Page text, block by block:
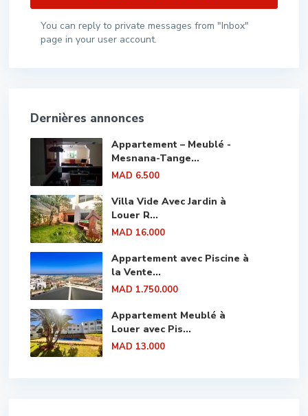
You can reply to private messages from "Inbox"
page in your user account.
Dernières annonces
Appartement – Meublé -
Mesnana-Tange...
MAD 6.500
Villa Vide Avec Jardin à
Louer R...
MAD 16.000
Appartement avec Piscine à
la Vente...
MAD 1.750.000
Appartement Meublé à
Louer avec Pis...
MAD 13.000